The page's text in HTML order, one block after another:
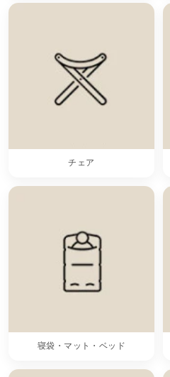
チェア
寝袋・マット・ベッド